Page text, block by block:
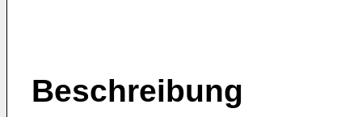
Beschreibung